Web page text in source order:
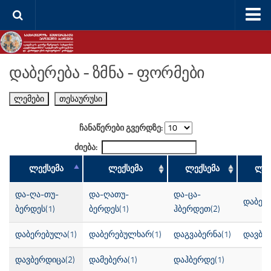
შინ
თესაურუსი
ლემები
საძიებო სისტემა
ძირითადი ვერსიები
ბიბლია
დაბერება - ზმნა - ფორმები
ლემები თესაურუსი
ჩანაწერები გვერდზე:
ძიება:
ლექსემა ლექსემა ლექსემა
და-ღა-თუ-
ბერდეს(1)
და-ღათუ-
ბერდეს(1)
და-ცა-
ჰბერდეთ(2)
დაბერებულა(1) დაბერებულხარ(1) დაგვაბერნა(1)
დავბერდიცა(2) დამებერა(1) დაჰბერდე(1)